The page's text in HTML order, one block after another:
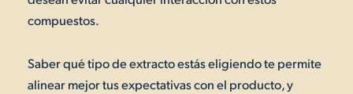
compuestos.
Saber qué tipo de extracto estás eligiendo te permite
alinear mejor tus expectativas con el producto, y